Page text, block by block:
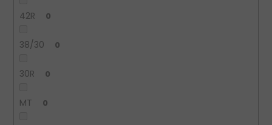
42R 0
38/30 0
30R 0
MT 0